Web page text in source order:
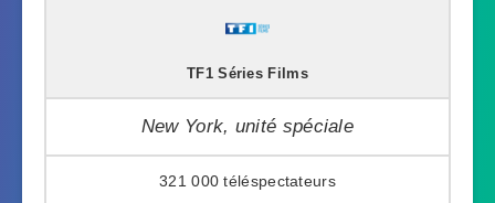
TF1 Séries Films
New York, unité spéciale
321 000